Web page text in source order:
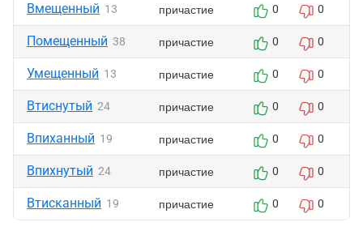
Вмещенный 13 причастие 0 0
Помещенный 38 причастие 0 0
Умещенный 13 причастие 0 0
Втиснутый 24 причастие 0 0
Впиханный 19 причастие 0 0
Впихнутый 24 причастие 0 0
Втисканный 19 причастие 0 0